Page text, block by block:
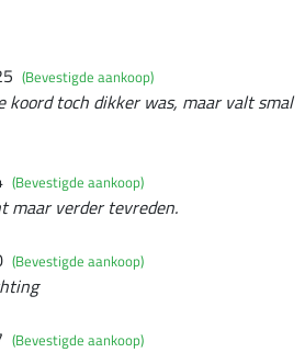
(Bevestigde aankoop)
koord toch dikker was, maar valt smal
(Bevestigde aankoop)
maar verder tevreden.
(Bevestigde aankoop)
(Bevestigde aankoop)